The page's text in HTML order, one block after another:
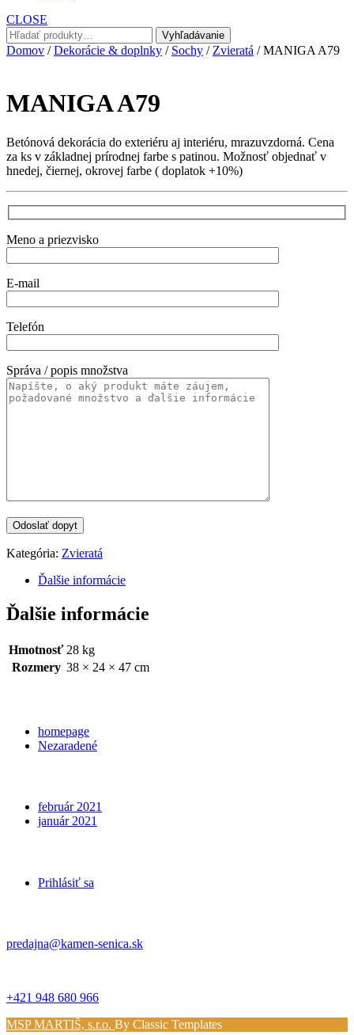
CLOSE
Hľadať:
Vyhľadávanie
Domov /Dekorácie & doplnky / Sochy / Zvieratá / MANIGA A79
MANIGA A79
Betónová dekorácia do exteriéru aj interiéru, mrazuvzdorná. Cena
za ks v základnej prírodnej farbe s patinou. Možnosť objednať v
hnedej, čiernej, okrovej farbe ( doplatok +10%)
Meno a priezvisko
E-mail
Telefón
Správa / popis množstva
Kategória: Zvieratá
Ďalšie informácie
Ďalšie informácie
Hmotnosť 28 kg
Rozmery 38 × 24 × 47 cm
homepage
Nezaradené
február 2021
január 2021
Prihlásiť sa
predajna@kamen-senica.sk
+421 948 680 966
MSP MARTIŠ, s.r.o. By Classic Templates